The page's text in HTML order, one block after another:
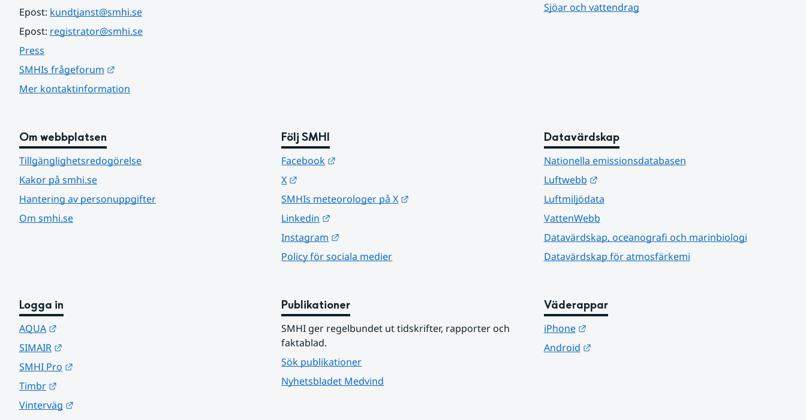
Epost: kundtjanst@smhi.se
Epost: registrator@smhi.se
Press
SMHIs frågeforum
Mer kontaktinformation
Sjöar och vattendrag
Om webbplatsen
Tillgänglighetsredogörelse
Kakor på smhi.se
Hantering av personuppgifter
Om smhi.se
Följ SMHI
Facebook
X
SMHIs meteorologer på X
Linkedin
Instagram
Policy för sociala medier
Datavärdskap
Nationella emissionsdatabasen
Luftwebb
Länk till annan webbplats.
Luftmiljödata
VattenWebb
Datavärdskap, oceanografi och marinbiologi
Datavärdskap för atmosfärkemi
Logga in
AQUA
SIMAIR
SMHI Pro
Timbr
Vinterväg
Publikationer
SMHI ger regelbundet ut tidskrifter, rapporter och
faktablad.
Sök publikationer
Nyhetsbladet Medvind
Väderappar
iPhone
Länk till annan webbplats.
Android
Länk till annan webbplats.